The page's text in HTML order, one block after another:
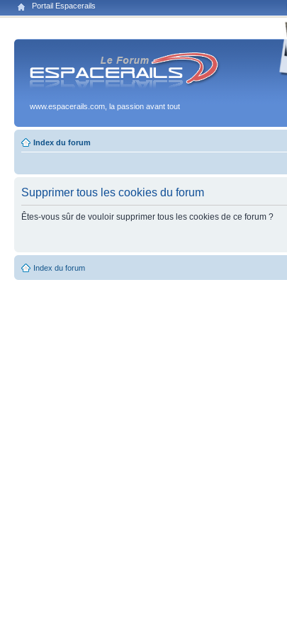
Portail Espacerails
www.espacerails.com, la passion avant tout
Index du forum
Supprimer tous les cookies du forum
Êtes-vous sûr de vouloir supprimer tous les cookies de ce forum ?
Index du forum